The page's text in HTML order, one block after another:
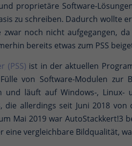
proprietäre Software-
zu schreiben. Dadurch wollte
noch nicht aufgegangen,
bereits etwas zum PSS
(PSS) ist in der aktuellen
von Software-Modulen zur
und läuft auf Windows-,
, die allerdings seit Juni 2018
Mai 2019 war
eine vergleichbare Bildqualität,